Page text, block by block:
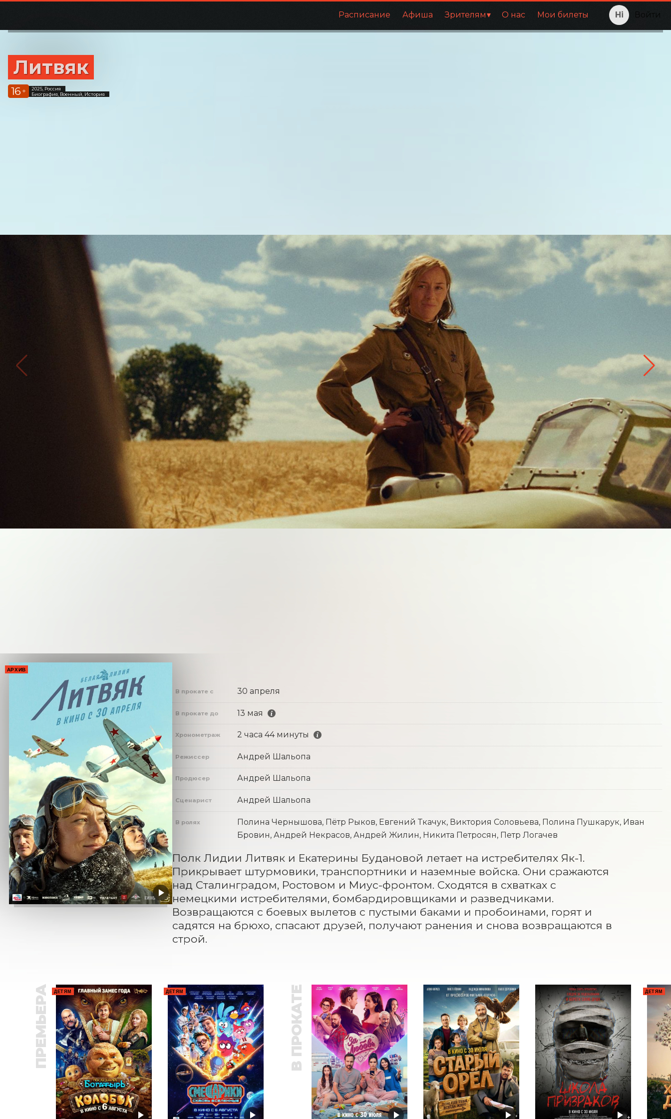
Расписание Афиша Зрителям О нас Мои билеты Войти
Литвяк
16 +
2025, Россия
Биография, Военный, История
АРХИВ
В прокате с 30 апреля
В прокате до 13 мая
Хронометраж 2 часа 44 минуты
Режиссер Андрей Шальопа
Продюсер Андрей Шальопа
Сценарист Андрей Шальопа
В ролях
Полина Чернышова, Пётр Рыков, Евгений Ткачук, Виктория Соловьева, Полина Пушкарук, Иван
Бровин, Андрей Некрасов, Андрей Жилин, Никита Петросян, Петр Логачев
Полк Лидии Литвяк и Екатерины Будановой летает на истребителях Як-1.
Прикрывает штурмовики, транспортники и наземные войска. Они сражаются
над Сталинградом, Ростовом и Миус-фронтом. Сходятся в схватках с
немецкими истребителями, бомбардировщиками и разведчиками.
Возвращаются с боевых вылетов с пустыми баками и пробоинами, горят и
садятся на брюхо, спасают друзей, получают ранения и снова возвращаются в
строй.
ПРЕМЬЕРА ДЕТЯМ ДЕТЯМ В ПРОКАТЕ ДЕТЯМ